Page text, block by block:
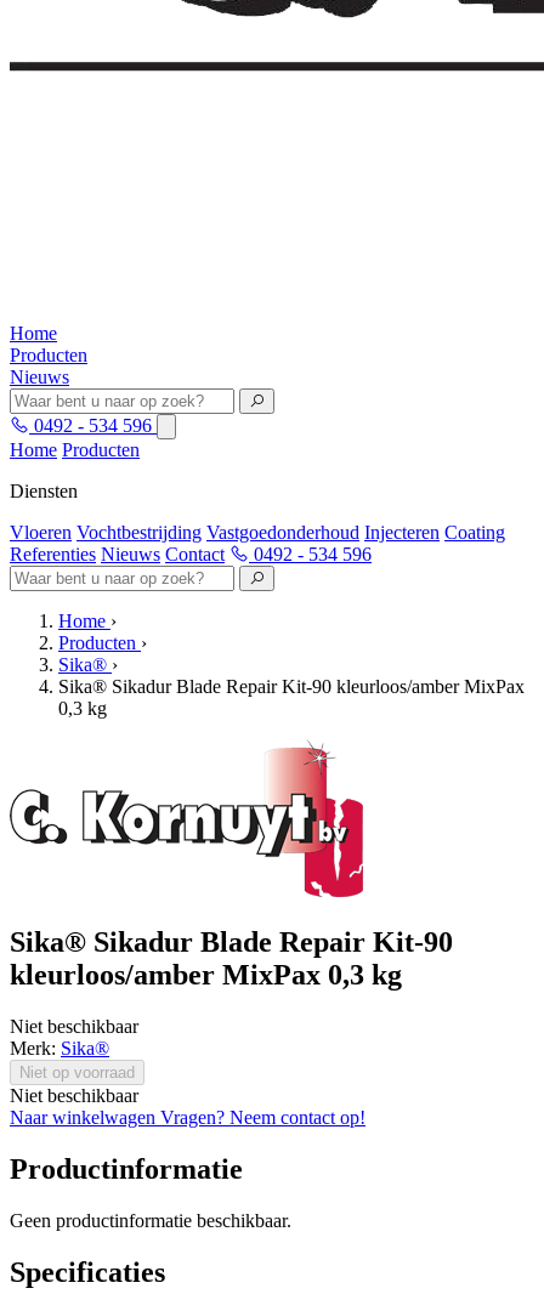
Home
Producten
Nieuws
0492 - 534 596
Home Producten
Diensten
Vloeren Vochtbestrijding Vastgoedonderhoud Injecteren Coating
Referenties Nieuws Contact 0492 - 534 596
Home ›
Producten ›
Sika® ›
Sika® Sikadur Blade Repair Kit-90 kleurloos/amber MixPax
0,3 kg
Sika® Sikadur Blade Repair Kit-90
kleurloos/amber MixPax 0,3 kg
Niet beschikbaar
Merk: Sika®
Niet op voorraad
Niet beschikbaar
Naar winkelwagen Vragen? Neem contact op!
Productinformatie
Geen productinformatie beschikbaar.
Specificaties